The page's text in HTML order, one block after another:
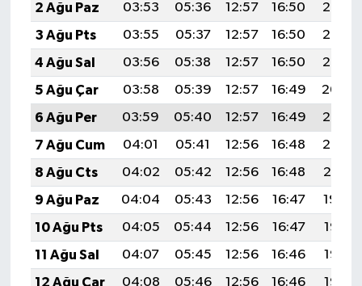
2 Ağu Paz
03:53 05:36 12:57 16:50
20:08
3 Ağu Pts
03:55 05:37 12:57 16:50
20:07
4 Ağu Sal
03:56 05:38 12:57 16:50
20:05
5 Ağu Çar
03:58 05:39 12:57 16:49
20:04
6 Ağu Per
03:59 05:40 12:57 16:49
20:03
7 Ağu Cum
04:01 05:41 12:56 16:48
20:02
8 Ağu Cts
04:02 05:42 12:56 16:48
20:01
9 Ağu Paz
04:04 05:43 12:56 16:47
19:59
10 Ağu Pts
04:05 05:44 12:56 16:47
19:58
11 Ağu Sal
04:07 05:45 12:56 16:46
19:57
12 Ağu Çar
04:08 05:46 12:56 16:46
19:56